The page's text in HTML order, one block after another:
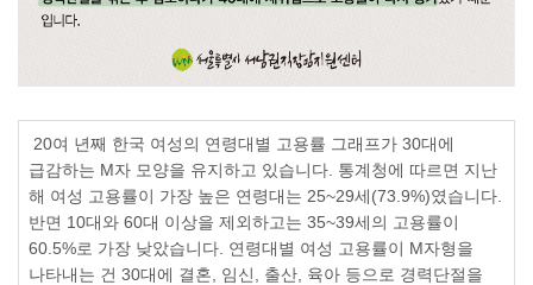
20여 년째 한국 여성의 연령대별 고용률 그래프가 30대에
급감하는 M자 모양을 유지하고 있습니다 통계청에 따르면 지난
해 여성 고용률이 가장 높은 연령대는 25~29세(73.9%)였습니다
반면 10대와 60대 이상을 제외하고는 35~39세의 고용률이
60.5%로 가장 낮았습니다 연령대별 여성 고용률이 M자형을
나타내는 건 30대에 결혼 임신 출산 육아 등으로 경력단절을